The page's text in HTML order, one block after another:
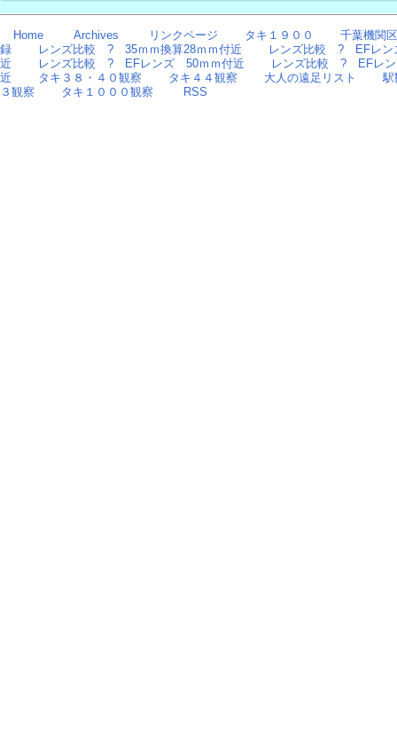
Home Archives リンクページ タキ１９００
千葉機関
録
レンズ比較 ? 35ｍｍ換算28ｍｍ付近
レンズ比較 ? EFレン
近
レンズ比較 ? EFレンズ 50ｍｍ付近
レンズ比較 ? EFレ
近
タキ３８・４０観察 タキ４４観察 大人の遠足リスト
駅
３観察
タキ１０００観察 RSS